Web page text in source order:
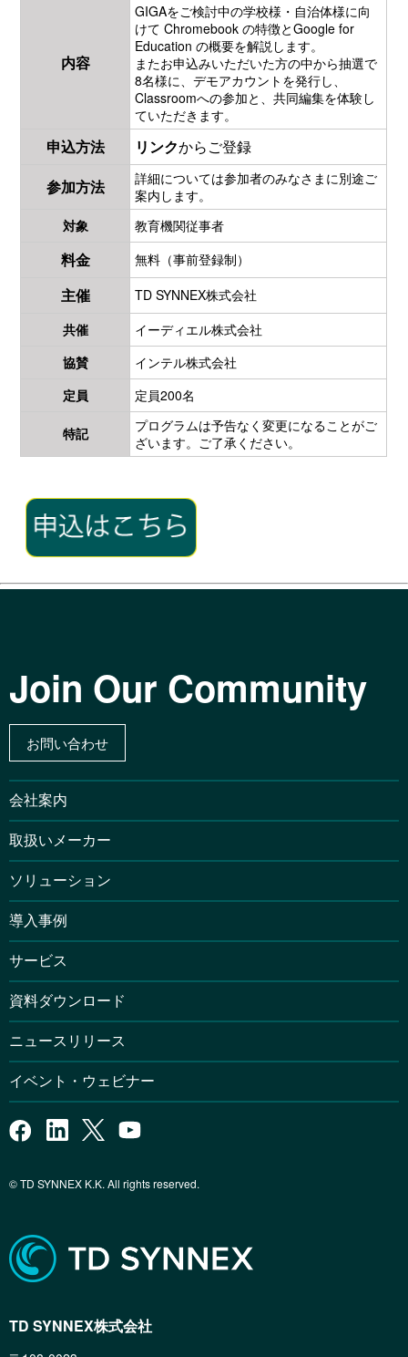
内容
GIGAをご検討中の学校様・自治体様に向
けて Chromebook の特徴とGoogle for
Education の概要を解説します。
またお申込みいただいた方の中から抽選で
8名様に、デモアカウントを発行し、
Classroomへの参加と、共同編集を体験し
ていただきます。
申込方法 リンクからご登録
参加方法
詳細については参加者のみなさまに別途ご
案内します。
対象
教育機関従事者
料金 無料（事前登録制）
主催
TD SYNNEX株式会社
共催
イーディエル株式会社
協賛
インテル株式会社
定員
定員200名
特記
プログラムは予告なく変更になることがご
ざいます。ご了承ください。
Join Our Community
お問い合わせ
会社案内
取扱いメーカー
ソリューション
導入事例
サービス
資料ダウンロード
ニュースリリース
イベント・ウェビナー
© TD SYNNEX K.K. All rights reserved.
TD SYNNEX株式会社